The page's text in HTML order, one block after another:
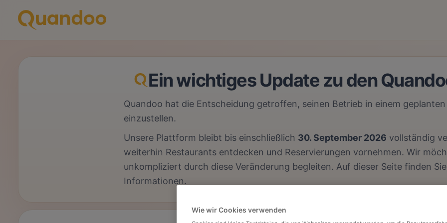
Ein wichtiges Update zu den
Quandoo hat die Entscheidung getroffen, seinen Betrieb in einem
einzustellen.
Unsere Plattform bleibt bis einschließlich 30. September 2026 vollständig
weiterhin Restaurants entdecken und Reservierungen vornehmen. Wir
unkompliziert durch diese Veränderung begleiten. Auf dieser Seite finden
Informationen.
Wie wir Cookies verwenden